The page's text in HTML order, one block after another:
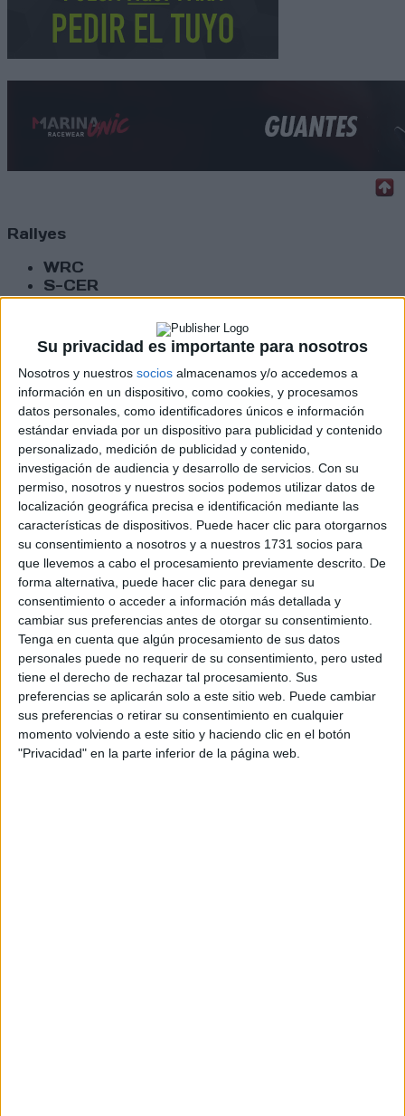
Su privacidad es importante para nosotros
Nosotros y nuestros socios almacenamos y/o accedemos a
información en un dispositivo, como cookies, y procesamos
datos personales, como identificadores únicos e información
estándar enviada por un dispositivo para publicidad y contenido
personalizado, medición de publicidad y contenido,
investigación de audiencia y desarrollo de servicios. Con su
permiso, nosotros y nuestros socios podemos utilizar datos de
localización geográfica precisa e identificación mediante las
características de dispositivos. Puede hacer clic para otorgarnos
su consentimiento a nosotros y a nuestros 1731 socios para
que llevemos a cabo el procesamiento previamente descrito. De
forma alternativa, puede hacer clic para denegar su
consentimiento o acceder a información más detallada y
cambiar sus preferencias antes de otorgar su consentimiento.
Tenga en cuenta que algún procesamiento de sus datos
personales puede no requerir de su consentimiento, pero usted
tiene el derecho de rechazar tal procesamiento. Sus
preferencias se aplicarán solo a este sitio web. Puede cambiar
sus preferencias o retirar su consentimiento en cualquier
momento volviendo a este sitio y haciendo clic en el botón
"Privacidad" en la parte inferior de la página web.
Rallyes
WRC
S-CER
ERC
CERT
Internacionales
Campeonatos Autonómicos
Históricos
Dakar
RallyCross
Circuitos
F1
Fórmula E
F2 / F3 / F4
Resistencia
Indycar
Otros
Producto
Producto
Web pensada para poder ofrecer diferentes
productos propios y ajenos para que los
aficionados los puedan adquirir